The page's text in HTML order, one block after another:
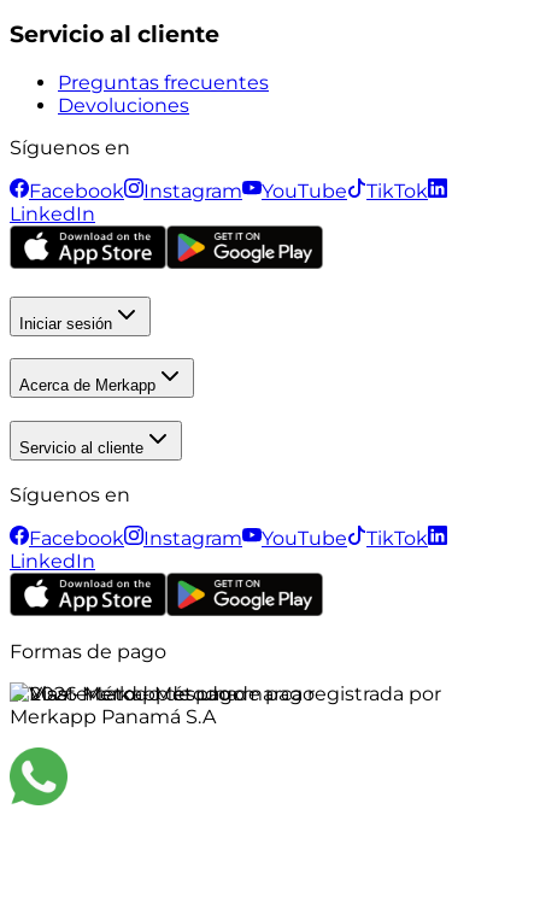
Servicio al cliente
Preguntas frecuentes
Devoluciones
Síguenos en
Facebook
Instagram YouTube
TikTok
LinkedIn
Iniciar sesión
Acerca de Merkapp
Servicio al cliente
Síguenos en
Facebook
Instagram YouTube
TikTok
LinkedIn
Formas de pago
©2026Merkapp es una marca registrada por
Merkapp Panamá S.A